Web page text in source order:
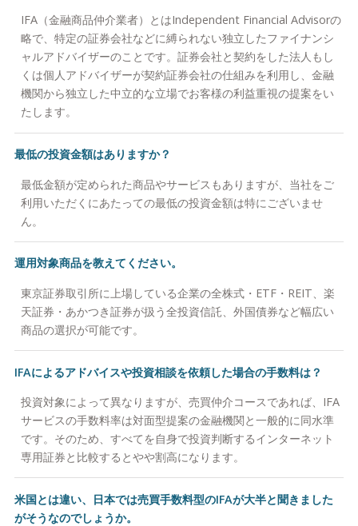
IFA（金融商品仲介業者）とはIndependent Financial Advisorの
略で、特定の証券会社などに縛られない独立したファイナンシ
ャルアドバイザーのことです。証券会社と契約をした法人もし
くは個人アドバイザーが契約証券会社の仕組みを利用し、金融
機関から独立した中立的な立場でお客様の利益重視の提案をい
たします。
最低の投資金額はありますか？
最低金額が定められた商品やサービスもありますが、当社をご
利用いただくにあたっての最低の投資金額は特にございませ
ん。
運用対象商品を教えてください。
東京証券取引所に上場している企業の全株式・ETF・REIT、楽
天証券・あかつき証券が扱う全投資信託、外国債券など幅広い
商品の選択が可能です。
IFAによるアドバイスや投資相談を依頼した場合の手数料は？
投資対象によって異なりますが、売買仲介コースであれば、IFA
サービスの手数料率は対面型提案の金融機関と一般的に同水準
です。そのため、すべてを自身で投資判断するインターネット
専用証券と比較するとやや割高になります。
米国とは違い、日本では売買手数料型のIFAが大半と聞きました
がそうなのでしょうか。